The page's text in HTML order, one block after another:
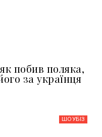
побив поляка,
за українця
ШОУБIЗ